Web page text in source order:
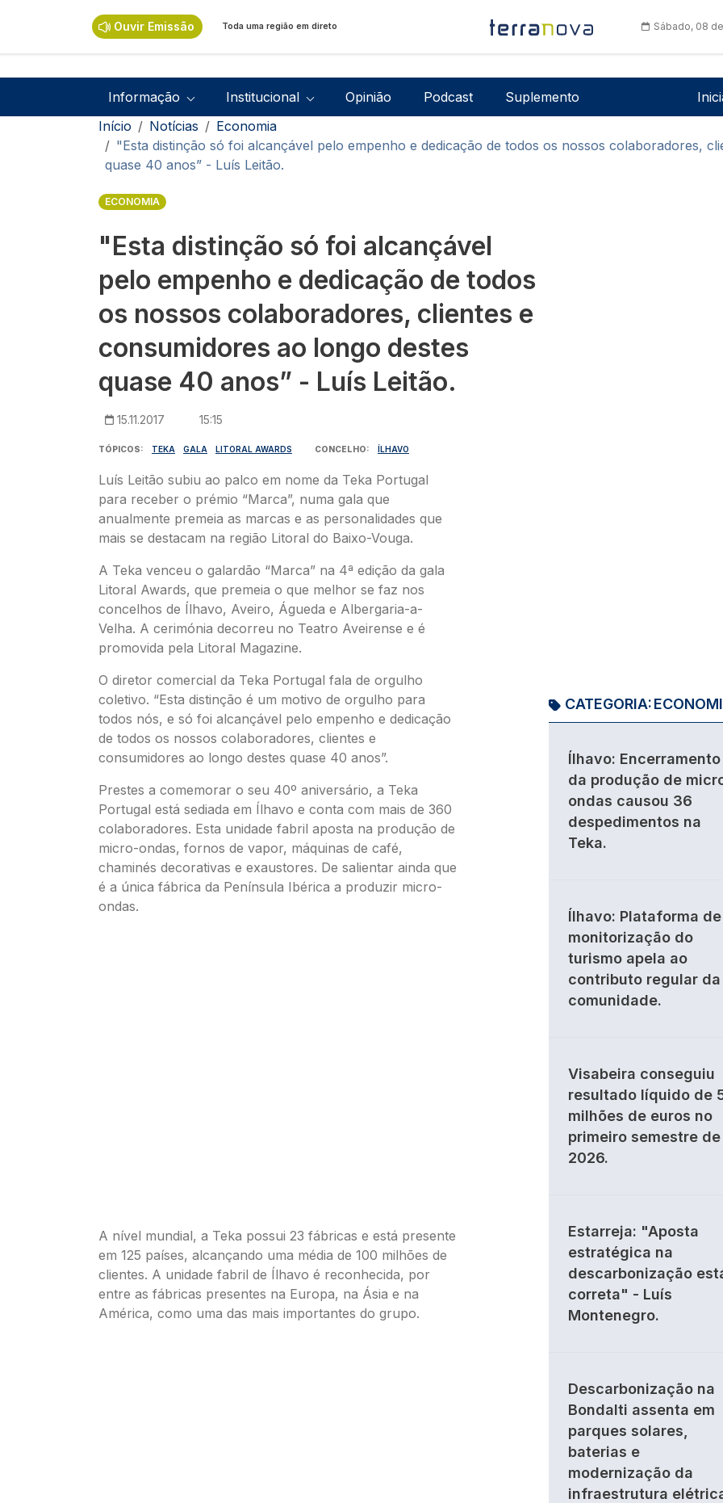
Ouvir Emissão Toda uma região em direto Sábado, 08
Navegação principal
Informação Institucional Opinião Podcast Suplemento
Navegação estrutural
Início Notícias
Economia
"Esta distinção só foi alcançável pelo empenho e dedicação de todos os nossos colaboradores,
quase 40 anos” - Luís Leitão.
ECONOMIA
"Esta distinção só foi alcançável
pelo empenho e dedicação de todos
os nossos colaboradores, clientes e
consumidores ao longo destes
quase 40 anos” - Luís Leitão.
15.11.2017 15:15
TÓPICOS TEKA GALA LITORAL AWARDS CONCELHO ÍLHAVO
Luís Leitão subiu ao palco em nome da Teka Portugal
para receber o prémio “Marca”, numa gala que
anualmente premeia as marcas e as personalidades que
mais se destacam na região Litoral do Baixo-Vouga.
A Teka venceu o galardão “Marca” na 4ª edição da gala
Litoral Awards, que premeia o que melhor se faz nos
concelhos de Ílhavo, Aveiro, Águeda e Albergaria-a-
Velha. A cerimónia decorreu no Teatro Aveirense e é
promovida pela Litoral Magazine.
O diretor comercial da Teka Portugal fala de orgulho
coletivo. “Esta distinção é um motivo de orgulho para
todos nós, e só foi alcançável pelo empenho e dedicação
de todos os nossos colaboradores, clientes e
consumidores ao longo destes quase 40 anos”.
Prestes a comemorar o seu 40º aniversário, a Teka
Portugal está sediada em Ílhavo e conta com mais de 360
colaboradores. Esta unidade fabril aposta na produção de
micro-ondas, fornos de vapor, máquinas de café,
chaminés decorativas e exaustores. De salientar ainda que
é a única fábrica da Península Ibérica a produzir micro-
ondas.
A nível mundial, a Teka possui 23 fábricas e está presente
em 125 países, alcançando uma média de 100 milhões de
clientes. A unidade fabril de Ílhavo é reconhecida, por
entre as fábricas presentes na Europa, na Ásia e na
América, como uma das mais importantes do grupo.
CATEGORIA:
Ílhavo: Encerramento
da produção de
ondas causou 36
despedimentos na
Teka.
Ílhavo: Plataforma de
monitorização do
turismo apela ao
contributo regular da
comunidade.
Visabeira conseguiu
resultado líquido de
milhões de euros no
primeiro semestre de
2026.
Estarreja: "Aposta
estratégica na
descarbonização
correta" - Luís
Montenegro.
Descarbonização na
Bondalti assenta em
parques solares,
baterias e
modernização da
infraestrutura